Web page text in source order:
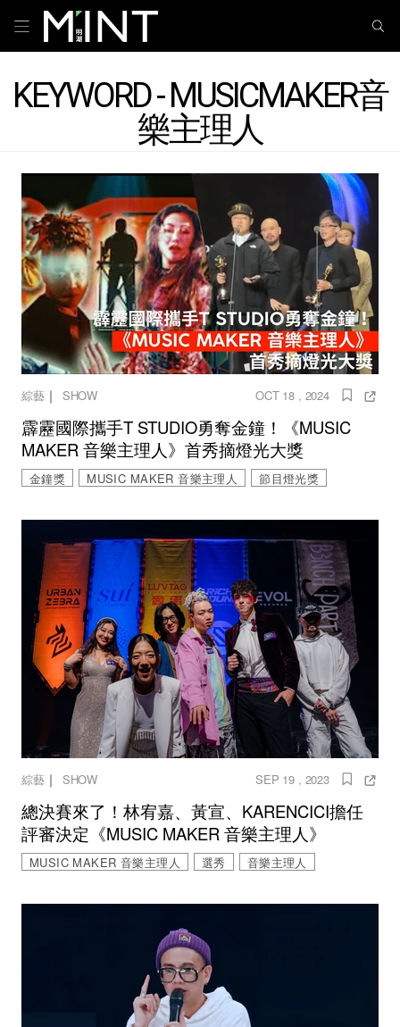
KEYWORD - MUSICMAKER音
樂主理人
綜藝｜ SHOW OCT 18 , 2024
霹靂國際攜手T STUDIO勇奪金鐘！《MUSIC
MAKER 音樂主理人》首秀摘燈光大獎
金鐘獎 MUSIC MAKER 音樂主理人 節目燈光獎
綜藝｜ SHOW SEP 19 , 2023
總決賽來了！林宥嘉、黃宣、KARENCICI擔任
評審決定《MUSIC MAKER 音樂主理人》
MUSIC MAKER 音樂主理人 選秀 音樂主理人